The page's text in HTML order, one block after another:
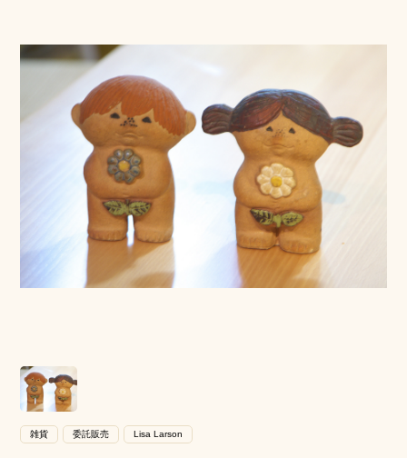
雑貨 委託販売 Lisa Larson